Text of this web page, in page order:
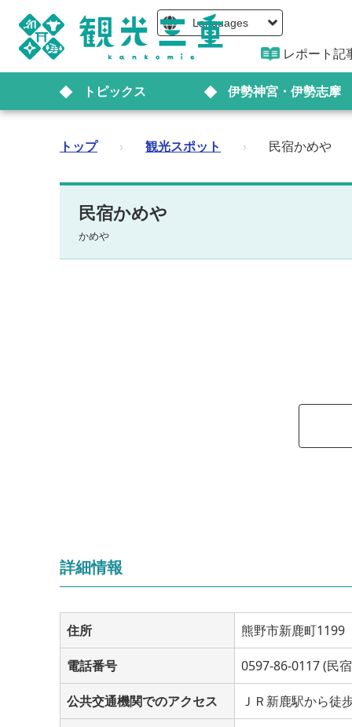
Languages
レポート記
トピックス 伊勢神宮・伊勢志摩
トップ › 観光スポット › 民宿かめや
民宿かめや
かめや
詳細情報
住所 熊野市新鹿町1199
電話番号 0597-86-0117 (民
公共交通機関でのアクセス ＪＲ新鹿駅から徒